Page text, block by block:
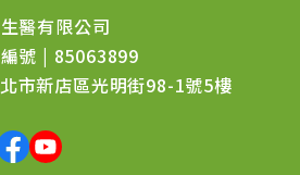
醫有限公司
號 | 85063899
市新店區光明街98-1號5樓